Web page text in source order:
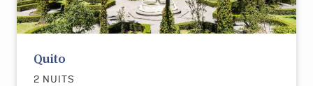
Quito
2 NUITS